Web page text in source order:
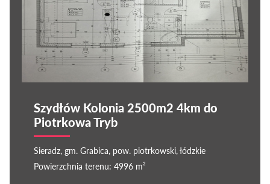
Szydłów Kolonia 2500m2 4km do
Piotrkowa Tryb
Sieradz, gm. Grabica, pow. piotrkowski, łódzkie
Powierzchnia terenu: 4996 m²